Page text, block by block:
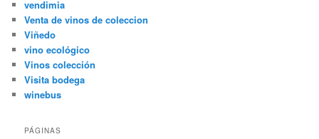
vendimia
Venta de vinos de coleccion
Viñedo
vino ecológico
Vinos colección
Visita bodega
winebus
PÁGINAS